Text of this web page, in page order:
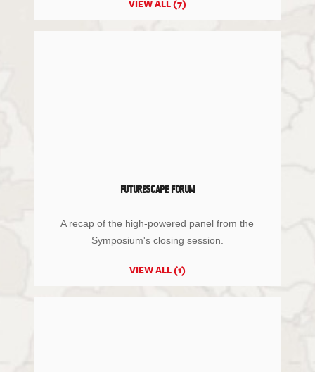
VIEW ALL (7)
FUTURESCAPE FORUM
A recap of the high-powered panel from the
Symposium's closing session.
VIEW ALL (1)